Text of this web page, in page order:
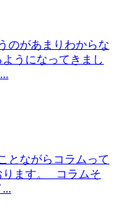
のがあまりわからな
うになってきまし
とながらコラムって
ります。 コラムそ